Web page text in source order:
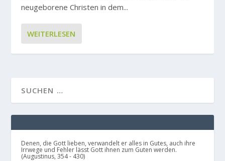
neugeborene Christen in dem...
WEITERLESEN
Denen, die Gott lieben, verwandelt er alles in Gutes, auch ihre
Irrwege und Fehler lässt Gott ihnen zum Guten werden.
(Augustinus, 354 - 430)